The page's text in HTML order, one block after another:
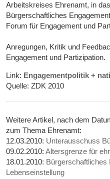
Arbeitskreises Ehrenamt, in
Bürgerschaftliches
Forum für Engagement und
Anregungen, Kritik und
Engagement und Partizipation.
Link: Engagementpolitik +
Quelle: ZDK 2010
Weitere Artikel, nach dem
zum Thema Ehrenamt:
12.03.2010: Unterausschuss
09.02.2010:Altersgrenze für
18.01.2010: Bürgerschaftliches
Lebenseinstellung